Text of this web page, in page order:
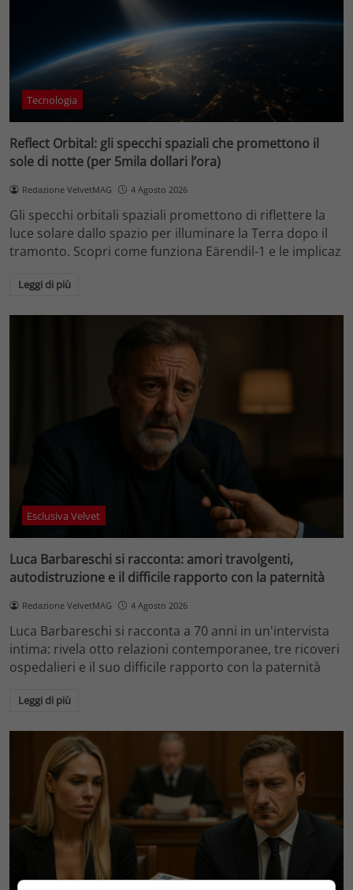
Tecnologia
Reflect Orbital: gli specchi spaziali che promettono il
sole di notte (per 5mila dollari l’ora)
Redazione VelvetMAG 4 Agosto 2026
Gli specchi orbitali spaziali promettono di riflettere la
luce solare dallo spazio per illuminare la Terra dopo il
tramonto. Scopri come funziona Eärendil-1 e le implicaz
Leggi di più
Esclusiva Velvet
Luca Barbareschi si racconta: amori travolgenti,
autodistruzione e il difficile rapporto con la paternità
Redazione VelvetMAG 4 Agosto 2026
Luca Barbareschi si racconta a 70 anni in un'intervista
intima: rivela otto relazioni contemporanee, tre ricoveri
ospedalieri e il suo difficile rapporto con la paternità
Leggi di più